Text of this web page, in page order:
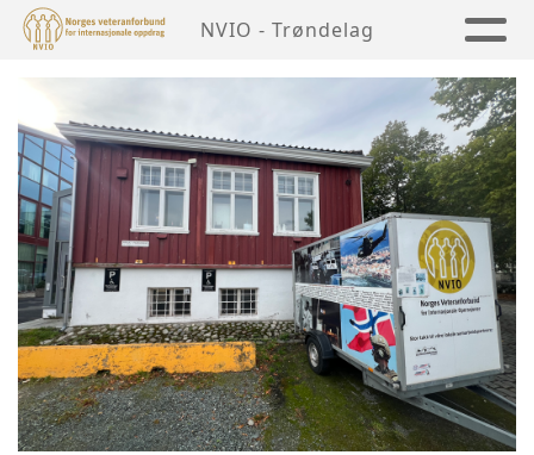
NVIO - Trøndelag